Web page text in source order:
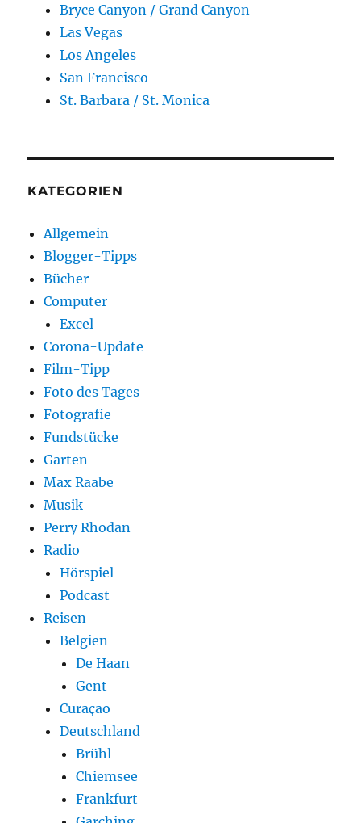
Bryce Canyon / Grand Canyon
Las Vegas
Los Angeles
San Francisco
St. Barbara / St. Monica
KATEGORIEN
Allgemein
Blogger-Tipps
Bücher
Computer
Excel
Corona-Update
Film-Tipp
Foto des Tages
Fotografie
Fundstücke
Garten
Max Raabe
Musik
Perry Rhodan
Radio
Hörspiel
Podcast
Reisen
Belgien
De Haan
Gent
Curaçao
Deutschland
Brühl
Chiemsee
Frankfurt